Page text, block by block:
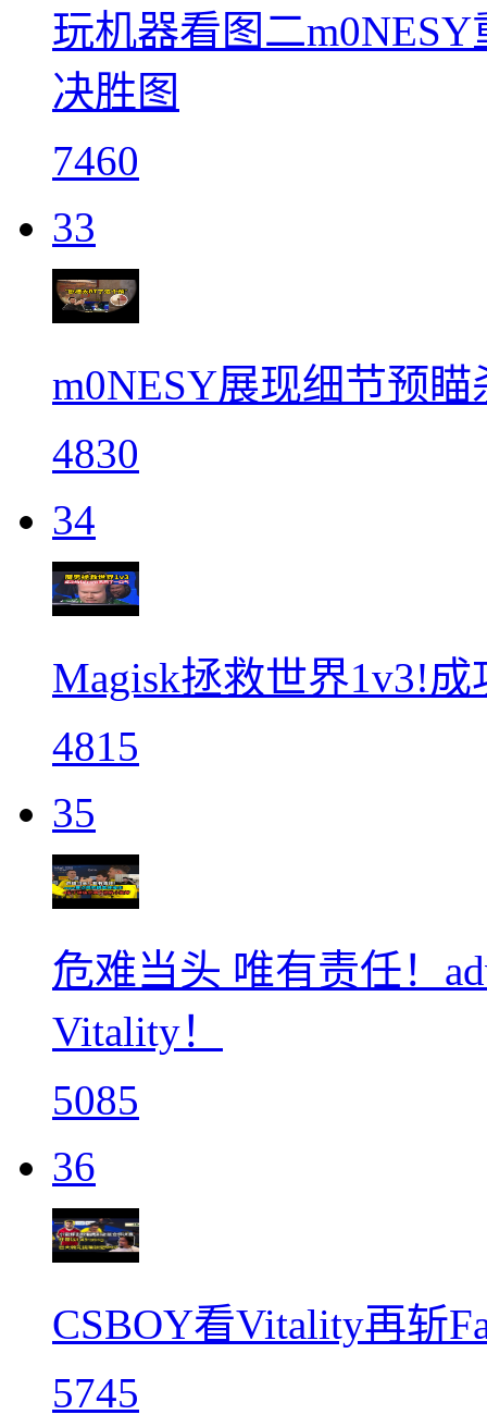
玩机器看图二
决胜图
7460
33
m0NESY展现细节预
4830
34
Magisk拯救世界1v3!成
4815
35
危难当头 唯有责任！
Vitality！
5085
36
CSBOY看Vitality再斩
5745